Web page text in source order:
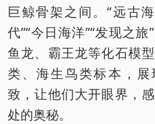
巨鲸骨架之间。“远古
代”“今日海洋”“发现之
鱼龙、霸王龙等化石模
类、海生鸟类标本，展
致，让他们大开眼界，
处的奥秘。